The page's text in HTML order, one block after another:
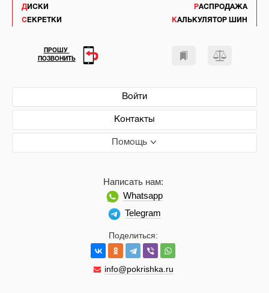
ДИСКИ
СЕКРЕТКИ
РАСПРОДАЖА
КАЛЬКУЛЯТОР ШИН
Войти
Контакты
Помощь
Поделиться:
info@pokrishka.ru
Написать нам:
Whatsapp
Telegram
ПРОШУ
ПОЗВОНИТЬ